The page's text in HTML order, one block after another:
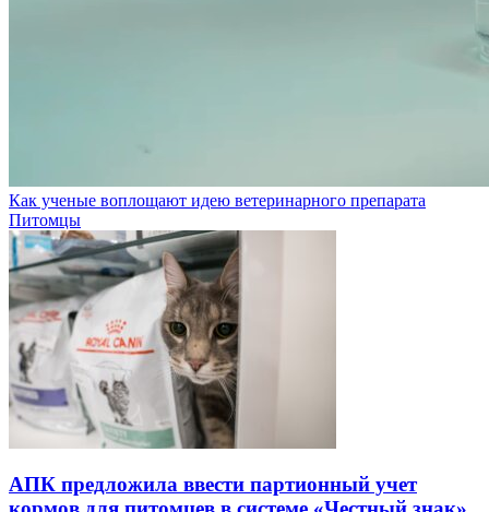
Как ученые воплощают идею ветеринарного препарата
Питомцы
АПК предложила ввести партионный учет